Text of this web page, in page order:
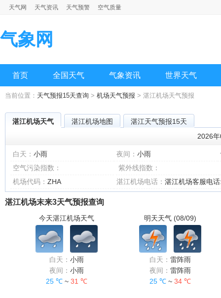
天气网 天气资讯 天气预警 空气质量
气象网
首页 全国天气 气象资讯 世界天气
当前位置： 天气预报15天查询 > 机场天气预报 > 湛江机场天气预报
湛江机场天气 湛江机场地图
湛江天气预报15天
2026
白天： 小雨 夜间： 小雨
空气污染指数：
紫外线指数：
机场代码： ZHA 湛江机场电话： 湛江机场客服电
湛江机场末来3天气预报查询
今天湛江机场天气
白天： 小雨
夜间： 小雨
25 ℃ ~ 31 ℃
明天天气 (08/09)
白天： 雷阵雨
夜间： 雷阵雨
25 ℃ ~ 34 ℃